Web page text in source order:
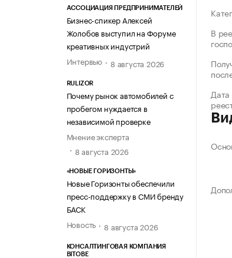
АССОЦИАЦИЯ ПРЕДПРИНИМАТЕЛЕЙ
Бизнес-спикер Алексей
Жолобов выступил на Форуме
креативных индустрий
Интервью
8 августа 2026
RULIZOR
Почему рынок автомобилей с
пробегом нуждается в
независимой проверке
Мнение эксперта
8 августа 2026
«НОВЫЕ ГОРИЗОНТЫ»
Новые Горизонты обеспечили
пресс-поддержку в СМИ бренду
БАСК
Новость
8 августа 2026
КОНСАЛТИНГОВАЯ КОМПАНИЯ
BITOBE
В
Дата